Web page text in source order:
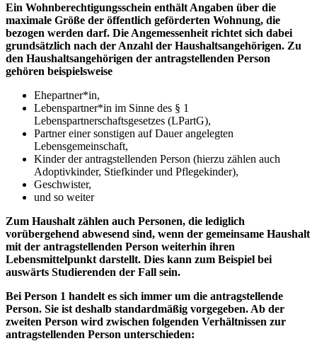
Ein Wohnberechtigungsschein enthält Angaben über die
maximale Größe der öffentlich geförderten Wohnung, die
bezogen werden darf. Die Angemessenheit richtet sich dabei
grundsätzlich nach der Anzahl der Haushaltsangehörigen. Zu
den Haushaltsangehörigen der antragstellenden Person
gehören beispielsweise
Ehepartner*in,
Lebenspartner*in im Sinne des § 1
Lebenspartnerschaftsgesetzes (LPartG),
Partner einer sonstigen auf Dauer angelegten
Lebensgemeinschaft,
Kinder der antragstellenden Person (hierzu zählen auch
Adoptivkinder, Stiefkinder und Pflegekinder),
Geschwister,
und so weiter
Zum Haushalt zählen auch Personen, die lediglich
vorübergehend abwesend sind, wenn der gemeinsame Haushalt
mit der antragstellenden Person weiterhin ihren
Lebensmittelpunkt darstellt. Dies kann zum Beispiel bei
auswärts Studierenden der Fall sein.
Bei Person 1 handelt es sich immer um die antragstellende
Person. Sie ist deshalb standardmäßig vorgegeben. Ab der
zweiten Person wird zwischen folgenden Verhältnissen zur
antragstellenden Person unterschieden: